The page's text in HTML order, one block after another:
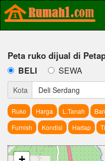
Peta ruko dijual di
BELI SEWA
Kota Deli Serdang
Ruko Harga L.Tanah
Furnish
Kondisi Hadap